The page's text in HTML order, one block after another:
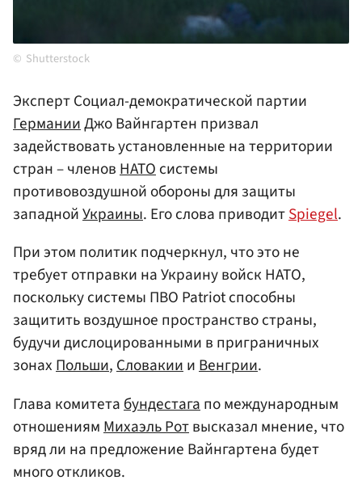
Shutterstock
Эксперт Социал-демократической партии
ГерманииДжо Вайнгартен призвал
задействовать установленные на территории
стран – членовНАТОсистемы
противовоздушной обороны для защиты
западнойУкраины. Его слова приводитSpiegel.
При этом политик подчеркнул, что это не
требует отправки на Украину войск НАТО,
поскольку системы ПВО Patriot способны
защитить воздушное пространство страны,
будучи дислоцированными в приграничных
зонахПольши,СловакиииВенгрии.
Глава комитета бундестага по международным
отношениям Михаэль Ротвысказал мнение, что
вряд ли на предложение Вайнгартена будет
много откликов.